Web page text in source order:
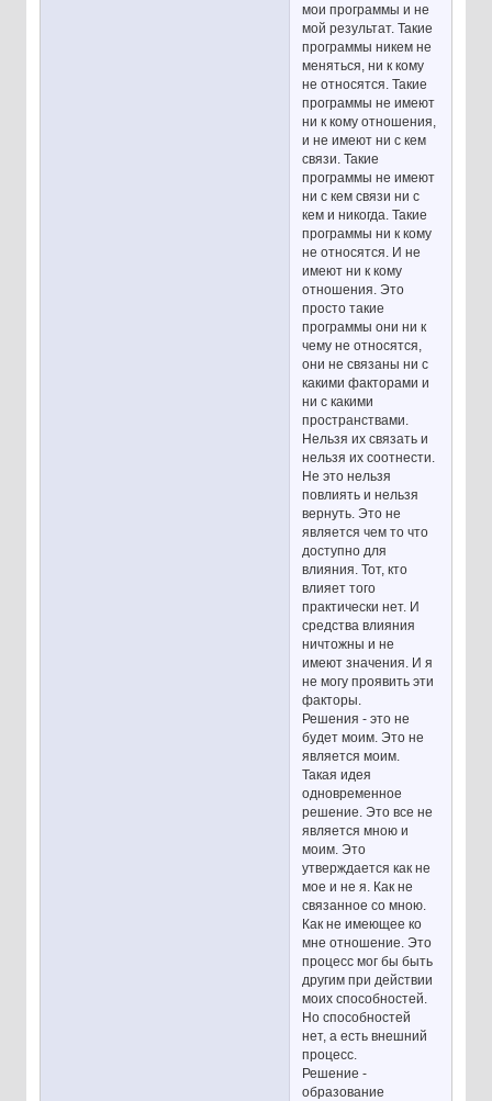
мои программы и не
мой результат. Такие
программы никем не
меняться, ни к кому
не относятся. Такие
программы не имеют
ни к кому отношения,
и не имеют ни с кем
связи. Такие
программы не имеют
ни с кем связи ни с
кем и никогда. Такие
программы ни к кому
не относятся. И не
имеют ни к кому
отношения. Это
просто такие
программы они ни к
чему не относятся,
они не связаны ни с
какими факторами и
ни с какими
пространствами.
Нельзя их связать и
нельзя их соотнести.
Не это нельзя
повлиять и нельзя
вернуть. Это не
является чем то что
доступно для
влияния. Тот, кто
влияет того
практически нет. И
средства влияния
ничтожны и не
имеют значения. И я
не могу проявить эти
факторы.
Решения - это не
будет моим. Это не
является моим.
Такая идея
одновременное
решение. Это все не
является мною и
моим. Это
утверждается как не
мое и не я. Как не
связанное со мною.
Как не имеющее ко
мне отношение. Это
процесс мог бы быть
другим при действии
моих способностей.
Но способностей
нет, а есть внешний
процесс.
Решение -
образование